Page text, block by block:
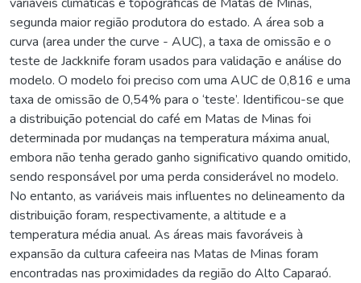
segunda maior região produtora do estado. A área sob a
curva (area under the curve - AUC), a taxa de omissão e o
teste de Jackknife foram usados para validação e análise do
modelo. O modelo foi preciso com uma AUC de 0,816 e uma
taxa de omissão de 0,54% para o ‘teste’. Identificou-se que
a distribuição potencial do café em Matas de Minas foi
determinada por mudanças na temperatura máxima anual,
embora não tenha gerado ganho significativo quando omitido,
sendo responsável por uma perda considerável no modelo.
No entanto, as variáveis mais influentes no delineamento da
distribuição foram, respectivamente, a altitude e a
temperatura média anual. As áreas mais favoráveis à
expansão da cultura cafeeira nas Matas de Minas foram
encontradas nas proximidades da região do Alto Caparaó.